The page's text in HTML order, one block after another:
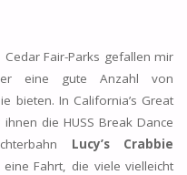
Fair-Parks gefallen mir
eine gute Anzahl von
bieten. In California’s Great
die HUSS Break Dance
Lucy’s Crabbie
Fahrt, die viele vielleicht